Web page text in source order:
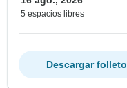
5 espacios libres
Descargar folleto